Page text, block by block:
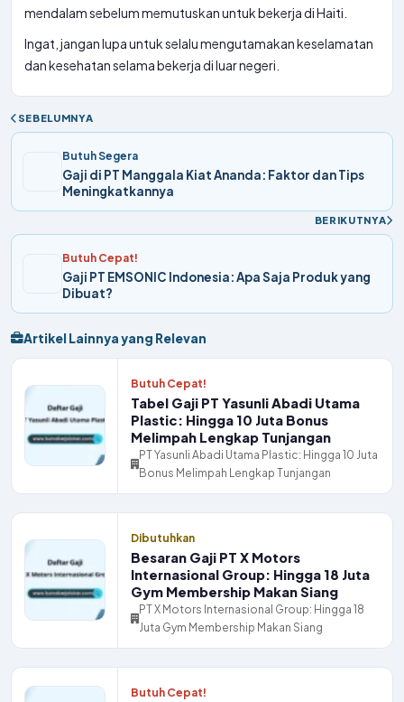
mendalam sebelum memutuskan untuk bekerja di Haiti.
Ingat, jangan lupa untuk selalu mengutamakan keselamatan
dan kesehatan selama bekerja di luar negeri.
SEBELUMNYA
Butuh Segera
Gaji di PT Manggala Kiat Ananda: Faktor dan Tips
Meningkatkannya
BERIKUTNYA
Butuh Cepat!
Gaji PT EMSONIC Indonesia: Apa Saja Produk yang
Dibuat?
Artikel Lainnya yang Relevan
Butuh Cepat!
Tabel Gaji PT Yasunli Abadi Utama
Plastic: Hingga 10 Juta Bonus
Melimpah Lengkap Tunjangan
PT Yasunli Abadi Utama Plastic: Hingga 10 Juta
Bonus Melimpah Lengkap Tunjangan
Dibutuhkan
Besaran Gaji PT X Motors
Internasional Group: Hingga 18 Juta
Gym Membership Makan Siang
PT X Motors Internasional Group: Hingga 18
Juta Gym Membership Makan Siang
Butuh Cepat!